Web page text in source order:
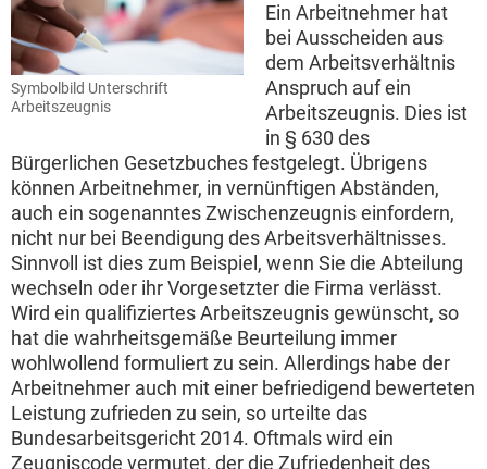
Symbolbild Unterschrift
Arbeitszeugnis
Ein Arbeitnehmer hat
bei Ausscheiden aus
dem Arbeitsverhältnis
Anspruch auf ein
Arbeitszeugnis. Dies ist
in § 630 des
Bürgerlichen Gesetzbuches festgelegt. Übrigens
können Arbeitnehmer, in vernünftigen Abständen,
auch ein sogenanntes Zwischenzeugnis einfordern,
nicht nur bei Beendigung des Arbeitsverhältnisses.
Sinnvoll ist dies zum Beispiel, wenn Sie die Abteilung
wechseln oder ihr Vorgesetzter die Firma verlässt.
Wird ein qualifiziertes Arbeitszeugnis gewünscht, so
hat die wahrheitsgemäße Beurteilung immer
wohlwollend formuliert zu sein. Allerdings habe der
Arbeitnehmer auch mit einer befriedigend bewerteten
Leistung zufrieden zu sein, so urteilte das
Bundesarbeitsgericht 2014. Oftmals wird ein
Zeugniscode vermutet, der die Zufriedenheit des